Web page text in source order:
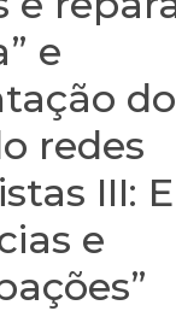
e
redes
III:
e